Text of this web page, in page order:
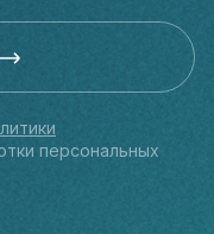
персональных